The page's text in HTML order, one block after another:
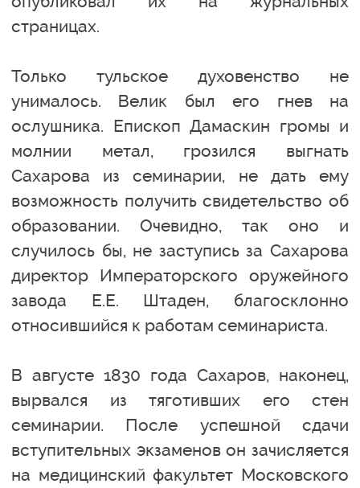
страницах.
Только тульское духовенство не
унималось. Велик был его гнев на
ослушника. Епископ Дамаскин громы и
молнии метал, грозился выгнать
Сахарова из семинарии, не дать ему
возможность получить свидетельство об
образовании. Очевидно, так оно и
случилось бы, не заступись за Сахарова
директор Императорского оружейного
завода Е.Е. Штаден, благосклонно
относившийся к работам семинариста.
В августе 1830 года Сахаров, наконец,
вырвался из тяготивших его стен
семинарии. После успешной сдачи
вступительных экзаменов он зачисляется
на медицинский факультет Московского